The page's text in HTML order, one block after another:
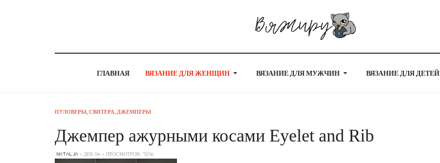
ГЛАВНАЯ ВЯЗАНИЕ ДЛЯ ЖЕНЩИН ВЯЗАНИЕ ДЛЯ МУЖЧИН ВЯЗАНИЕ ДЛЯ ДЕТЕЙ
ПУЛОВЕРЫ, СВИТЕРА, ДЖЕМПЕРЫ
Джемпер ажурными косами Eyelet and Rib
NATALJA ДЕК 04 ПРОСМОТРОВ: 7206